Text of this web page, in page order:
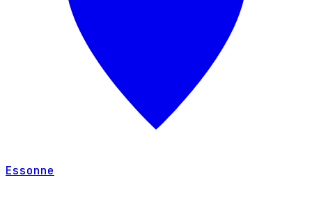
Essonne